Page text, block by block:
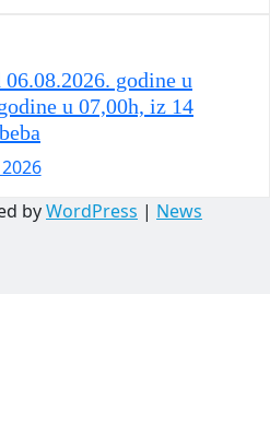
godine u
u 07,00h, iz 14
byWordPress | News